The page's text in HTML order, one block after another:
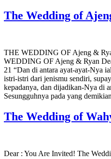
The Wedding of
THE WEDDING OF Ajeng &
WEDDING OF Ajeng & Ryan
21 “Dan di antara ayat-ayat-Nya
istri-istri dari jenismu sendiri,
kepadanya, dan dijadikan-Nya di
Sesungguhnya pada yang
The Wedding of
Dear : You Are Invited! The